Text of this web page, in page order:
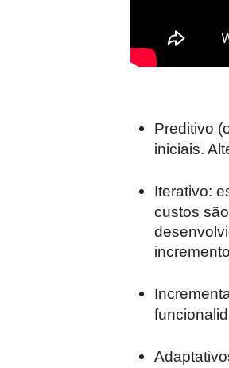
Preditivo
iniciais.
Iterativo:
custos